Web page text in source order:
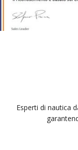
Esperti di nautica